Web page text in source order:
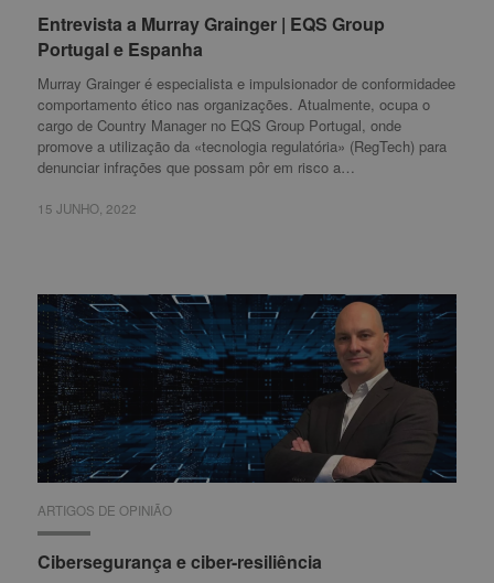
Entrevista a Murray Grainger | EQS Group
Portugal e Espanha
Murray Grainger é especialista e impulsionador de conformidadee
comportamento ético nas organizações. Atualmente, ocupa o
cargo de Country Manager no EQS Group Portugal, onde
promove a utilização da «tecnologia regulatória» (RegTech) para
denunciar infrações que possam pôr em risco a…
15 JUNHO, 2022
Entrevista a Murray Grainger | EQS Group
Portugal e Espanha
15 JUNHO, 2022
ARTIGOS DE OPINIÃO
Cibersegurança e ciber-resiliência
ARTIGOS DE OPINIÃO
Cibersegurança e ciber-resiliência